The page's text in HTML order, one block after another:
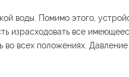
воды. Помимо этого,
израсходовать все
во всех положениях.